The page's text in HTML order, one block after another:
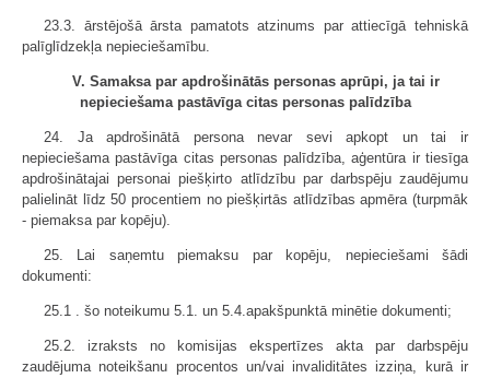
23.3. ārstējošā ārsta pamatots atzinums par attiecīgā tehniskā
palīglīdzekļa nepieciešamību.
V. Samaksa par apdrošinātās personas aprūpi, ja tai ir
nepieciešama pastāvīga citas personas palīdzība
24. Ja apdrošinātā persona nevar sevi apkopt un tai ir
nepieciešama pastāvīga citas personas palīdzība, aģentūra ir tiesīga
apdrošinātajai personai piešķirto atlīdzību par darbspēju zaudējumu
palielināt līdz 50 procentiem no piešķirtās atlīdzības apmēra (turpmāk
- piemaksa par kopēju).
25. Lai saņemtu piemaksu par kopēju, nepieciešami šādi
dokumenti:
25.1 . šo noteikumu 5.1. un 5.4.apakšpunktā minētie dokumenti;
25.2. izraksts no komisijas ekspertīzes akta par darbspēju
zaudējuma noteikšanu procentos un/vai invaliditātes izziņa, kurā ir